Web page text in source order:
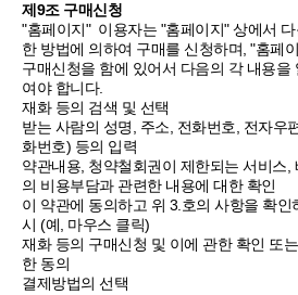
제9조 구매신청
"홈페이지" 이용자는 "홈페이지" 상에서
한 방법에 의하여 구매를 신청하며, "홈페
구매신청을 함에 있어서 다음의 각 내용을
여야 합니다.
재화 등의 검색 및 선택
받는 사람의 성명, 주소, 전화번호, 전자우
화번호) 등의 입력
약관내용, 청약철회권이 제한되는 서비스,
의 비용부담과 관련한 내용에 대한 확인
이 약관에 동의하고 위 3.호의 사항을 확인
시 (예, 마우스 클릭)
재화 등의 구매신청 및 이에 관한 확인 또는
한 동의
결제방법의 선택